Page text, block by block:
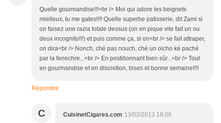
Quelle gourmandise!!!<br /> Moi qui adore les beignets
mielleux, tu me gates!!!! Quelle superbe patisserie, dit Zami si
on faisez une razia totale dessus (on en pique vite fait un ou
deux incognito!!!) et puis comme ça, si on<br /> se fait attraper,
on dira<br /> Nonch, ché pas nouch, ché un oicho ké paché
par la fenechre...<br /> En postillonnant bien sûr...<br /> Tout
en gourmandise et en discretion, bises et bonne semaine!!!!
Répondre
C CuisinetCigares.com 13/02/2013 18:06